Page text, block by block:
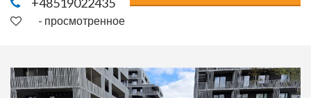
- просмотренное